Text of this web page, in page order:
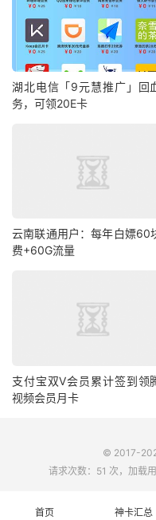
湖北电信「9元慧推广」回
务，可领20E卡
云南联通用户：每年白嫖60
费+60G流量
支付宝双V会员累计签到领
视频会员月卡
首页 神卡汇总
© 2017-
请求次数：51 次，加载